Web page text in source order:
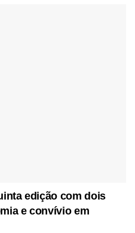
edição com dois
e convívio em